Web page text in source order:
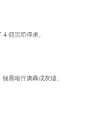
個黑暗俘虜。
黑暗俘虜轟成灰燼。